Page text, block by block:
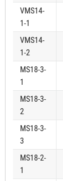
VMS14-
1-1
VMS14-
1-2
MS18-3-
1
MS18-3-
2
MS18-3-
3
MS18-2-
1